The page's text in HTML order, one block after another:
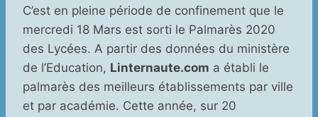
C’est en pleine période de confinement que le
mercredi 18 Mars est sorti le Palmarès 2020
des Lycées. A partir des données du ministère
de l’Education, Linternaute.com a établi le
palmarès des meilleurs établissements par ville
et par académie. Cette année, sur 20